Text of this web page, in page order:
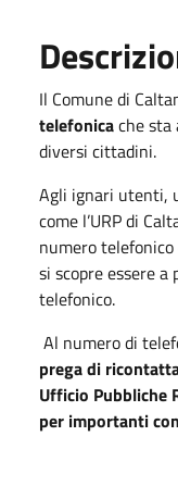
Il Comune di
telefonicache
diversi cittadini.
Agli ignari utenti,
come l’URP di
numero
si scopre essere
telefonico.
Al numero di
prega di
Ufficio Pubbliche
per importanti